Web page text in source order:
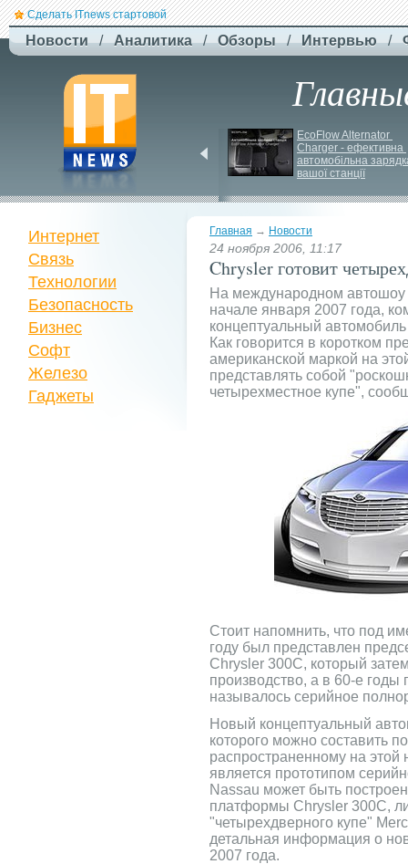
Сделать ITnews стартовой
Новости / Аналитика / Обзоры / Интервью /
плату за ручну поклажу
EcoFlow Alternator
Charger - ефективна
автомобільна
вашої станції
Главная → Новости
24 ноября 2006, 11:17
Chrysler готовит
На международном автошоу
начале января 2007 года,
концептуальный
Как говорится в коротком
американской маркой на
представлять собой
четырехместное купе",
Стоит напомнить, что под
году был представлен
Chrysler 300C, который
производство, а в 60-е годы
называлось серийное
Новый концептуальный
которого можно составить
распространенному на
является прототипом
Nassau может быть
платформы Chrysler 300C,
"четырехдверного купе"
детальная информация о
2007 года.
Интернет
Связь
Технологии
Безопасность
Бизнес
Софт
Железо
Гаджеты